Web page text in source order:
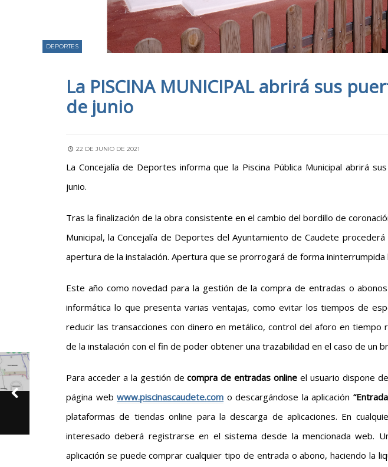
DEPORTES
La PISCINA MUNICIPAL abrirá sus
de junio
22 DE JUNIO DE 2021
La Concejalía de Deportes informa que la Piscina Pública Municipal abrirá
junio.
Tras la finalización de la obra consistente en el cambio del bordillo de
Municipal, la Concejalía de Deportes del Ayuntamiento de Caudete
apertura de la instalación. Apertura que se prorrogará de forma ininterrumpida
Este año como novedad para la gestión de la compra de entradas o
informática lo que presenta varias ventajas, como evitar los tiempos de
reducir las transacciones con dinero en metálico, control del aforo en
de la instalación con el fin de poder obtener una trazabilidad en el caso de un
Para acceder a la gestión de compra de entradas online el usuario dispone
página webwww.piscinascaudete.com o descargándose la aplicación
plataformas de tiendas online para la descarga de aplicaciones. En
interesado deberá registrarse en el sistema desde la mencionada web.
aplicación se puede comprar cualquier tipo de entrada o abono, haciendo la